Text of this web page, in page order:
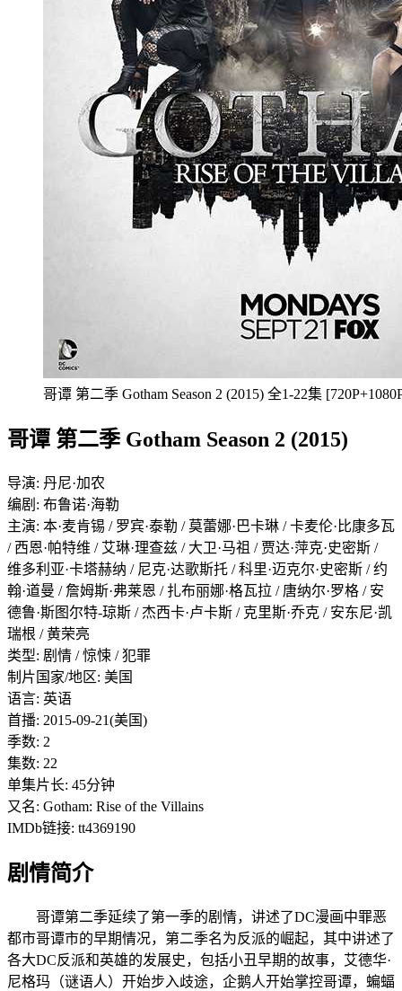
哥谭 第二季 Gotham Season 2 (2015) 全1-22集
哥谭 第二季 Gotham Season 2 (2015)
导演: 丹尼·加农
编剧: 布鲁诺·海勒
主演: 本·麦肯锡 / 罗宾·泰勒 / 莫蕾娜·巴卡琳 / 卡麦伦·比康多瓦
/ 西恩·帕特维 / 艾琳·理查兹 / 大卫·马祖 / 贾达·萍克·史密斯 /
维多利亚·卡塔赫纳 / 尼克·达歌斯托 / 科里·迈克尔·史密斯 / 约
翰·道曼 / 詹姆斯·弗莱恩 / 扎布丽娜·格瓦拉 / 唐纳尔·罗格 / 安
德鲁·斯图尔特-琼斯 / 杰西卡·卢卡斯 / 克里斯·乔克 / 安东尼·凯
瑞根 / 黄荣亮
类型: 剧情 / 惊悚 / 犯罪
制片国家/地区: 美国
语言: 英语
首播: 2015-09-21(美国)
季数: 2
集数: 22
单集片长: 45分钟
又名: Gotham: Rise of the Villains
IMDb链接: tt4369190
剧情简介
哥谭第二季延续了第一季的剧情，讲述了DC漫画中罪恶
都市哥谭市的早期情况，第二季名为反派的崛起，其中讲述了
各大DC反派和英雄的发展史，包括小丑早期的故事，艾德华·
尼格玛（谜语人）开始步入歧途，企鹅人开始掌控哥谭，蝙蝠